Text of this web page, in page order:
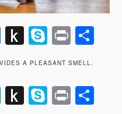
LinkedIn
Push
to
Kindle
Skype
Print
A PLEASANT SMELL.
LinkedIn
PushSkype
Print